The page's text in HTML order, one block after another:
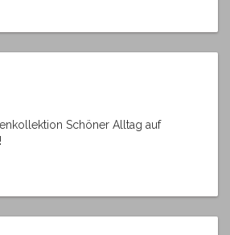
Schöner Alltag auf